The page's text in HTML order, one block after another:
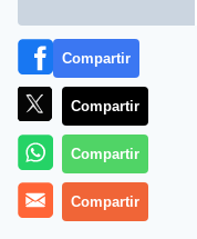
Más información
Compartir
Compartir
Compartir
Compartir